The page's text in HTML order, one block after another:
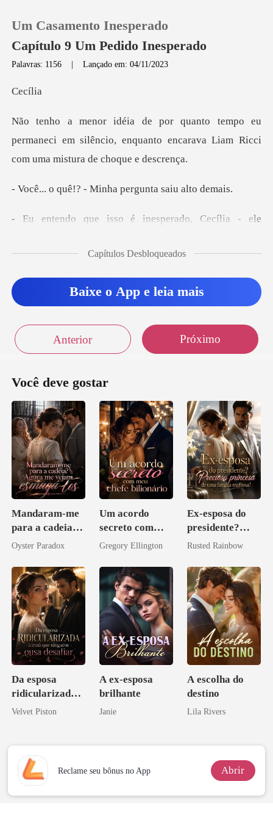
Loja
Histórico
Um Casamento Inesperado
Capítulo 9 Um Pedido Inesperado
Palavras: 1156 |Lançado em: 04/11/2023
cí
permaneci em silêncio, enquanto encarava Liam
- Minha pergunta
Capítulos Desbloqueados
Baixe o App e leia mais
Anterior Próximo
Você deve gostar
Mandaram-me
para a cadeia?
Agora me
los
Oyster Paradox
Um acordo
secreto com
meu chefe
Gregory Ellington
Ex-esposa do
presidente?
Preciosa
família
mafiosa!
Rusted Rainbow
Da esposa
ridicularizada à
irmã que
Velvet Piston
A ex-esposa
brilhante
Janie
A escolha do
destino
Lila Rivers
Reclame seu bônus no App Abrir